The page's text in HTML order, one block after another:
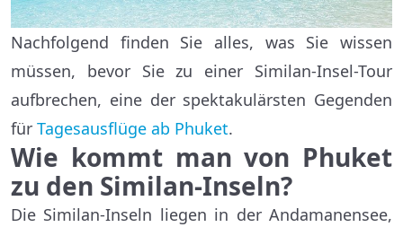
Nachfolgend finden Sie alles, was Sie wissen
müssen, bevor Sie zu einer Similan-Insel-Tour
aufbrechen, eine der spektakulärsten Gegenden
für Tagesausflüge ab Phuket.
Wie kommt man von Phuket
zu den Similan-Inseln?
Die Similan-Inseln liegen in der Andamanensee,